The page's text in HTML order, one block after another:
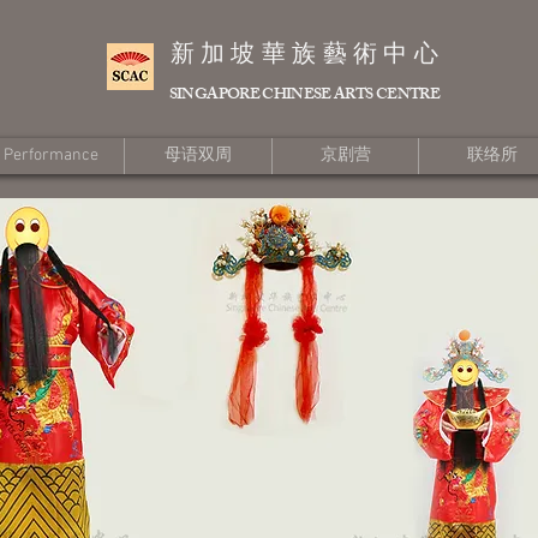
新加坡華族藝術中心
SINGAPORE CHINESE ARTS CENTRE
Performance 母语双周 京剧营 联络所